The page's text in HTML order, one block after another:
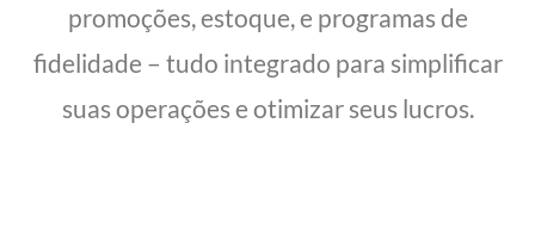
promoções, estoque, e programas de
fidelidade – tudo integrado para simplificar
suas operações e otimizar seus lucros.